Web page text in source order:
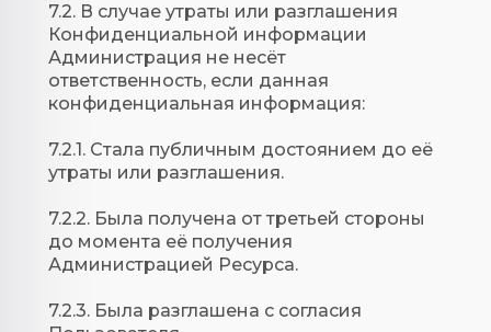
7.2. В случае утраты или разглашения
Конфиденциальной информации
Администрация не несёт
ответственность, если данная
конфиденциальная информация:
7.2.1. Стала публичным достоянием до её
утраты или разглашения.
7.2.2. Была получена от третьей стороны
до момента её получения
Администрацией Ресурса.
7.2.3. Была разглашена с согласия